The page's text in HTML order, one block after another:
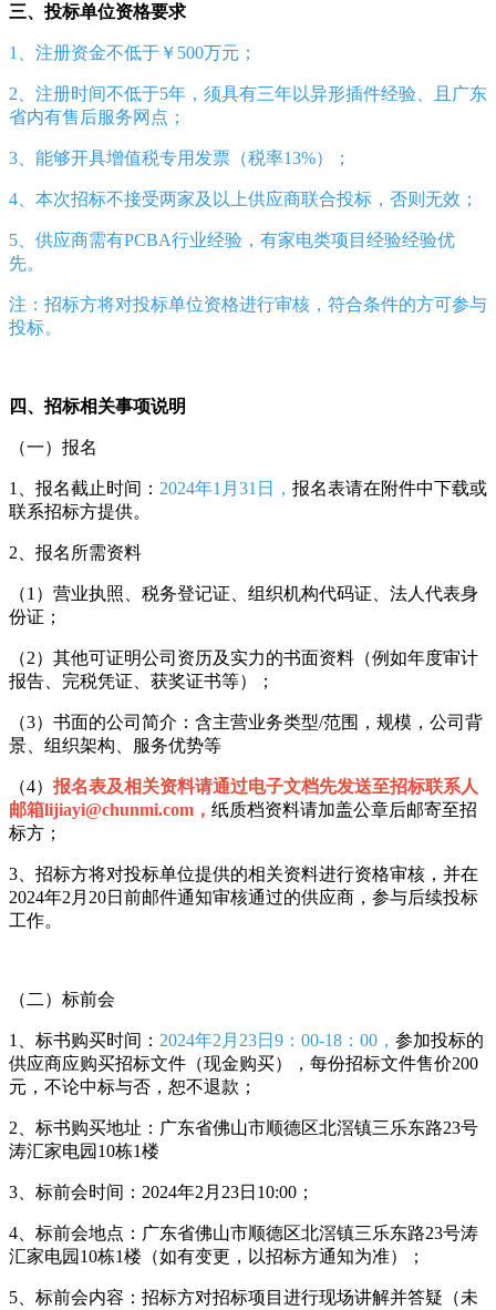
三、投标单位资格要求
1、注册资金不低于￥500万元；
2、注册时间不低于5年，须具有三年以异形插件经验、且广东
省内有售后服务网点；
3、能够开具增值税专用发票（税率13%）；
4、本次招标不接受两家及以上供应商联合投标，否则无效；
5、供应商需有PCBA行业经验，有家电类项目经验经验优
先。
注：招标方将对投标单位资格进行审核，符合条件的方可参与
投标。
四、招标相关事项说明
（一）报名
1、报名截止时间： 2024年1月31日， 报名表请在附件中下载或
联系招标方提供。
2、报名所需资料
（1）营业执照、税务登记证、组织机构代码证、法人代表身
份证；
（2）其他可证明公司资历及实力的书面资料（例如年度审计
报告、完税凭证、获奖证书等）；
（3）书面的公司简介：含主营业务类型/范围，规模，公司背
景、组织架构、服务优势等
（4） 报名表及相关资料请通过电子文档先发送至招标联系人
邮箱lijiayi@chunmi.com， 纸质档资料请加盖公章后邮寄至招
标方；
3、招标方将对投标单位提供的相关资料进行资格审核，并在
2024年2月20日前邮件通知审核通过的供应商，参与后续投标
工作。
（二）标前会
1、标书购买时间： 2024年2月23日9：00-18：00， 参加投标的
供应商应购买招标文件（现金购买），每份招标文件售价200
元，不论中标与否，恕不退款；
2、标书购买地址：广东省佛山市顺德区北滘镇三乐东路23号
涛汇家电园10栋1楼
3、标前会时间：2024年2月23日10:00；
4、标前会地点：广东省佛山市顺德区北滘镇三乐东路23号涛
汇家电园10栋1楼（如有变更，以招标方通知为准）；
5、标前会内容：招标方对招标项目进行现场讲解并答疑（未